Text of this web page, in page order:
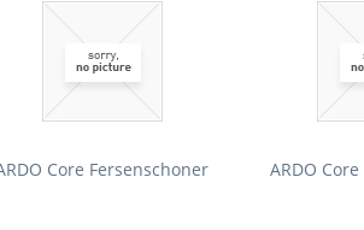
Core Fersenschoner ARDO